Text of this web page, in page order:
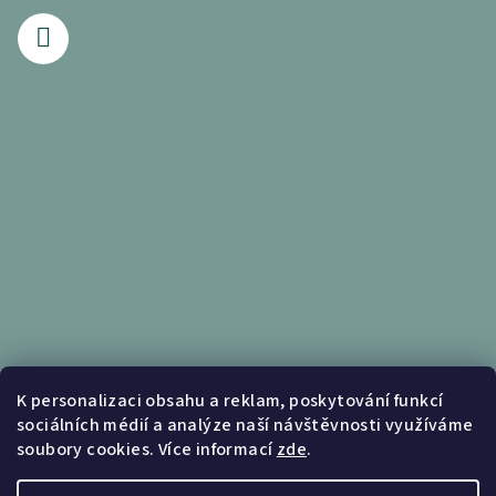
K personalizaci obsahu a reklam, poskytování funkcí
sociálních médií a analýze naší návštěvnosti využíváme
soubory cookies. Více informacízde.
Informace pro vás
Obchodní podmínky